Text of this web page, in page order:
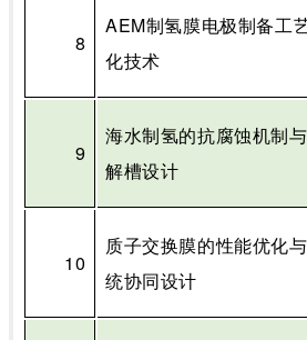
8
AEM制氢膜电极制备工
化技术
9
海水制氢的抗腐蚀机制
解槽设计
10
质子交换膜的性能优化
统协同设计